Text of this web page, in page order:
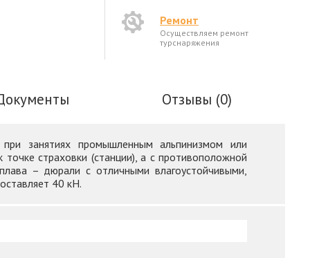
Ремонт
Осуществляем ремонт
турснаряжения
Отзывы (0)
занятиях промышленным альпинизмом или
страховки (станции), а с противоположной
– дюрали с отличными влагоустойчивыми,
40 кН.